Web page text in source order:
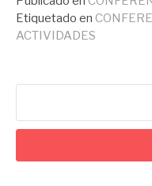
Etiquetado en
ACTIVIDADES